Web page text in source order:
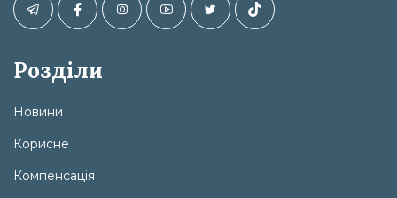
Розділи
Новини
Корисне
Компенсація